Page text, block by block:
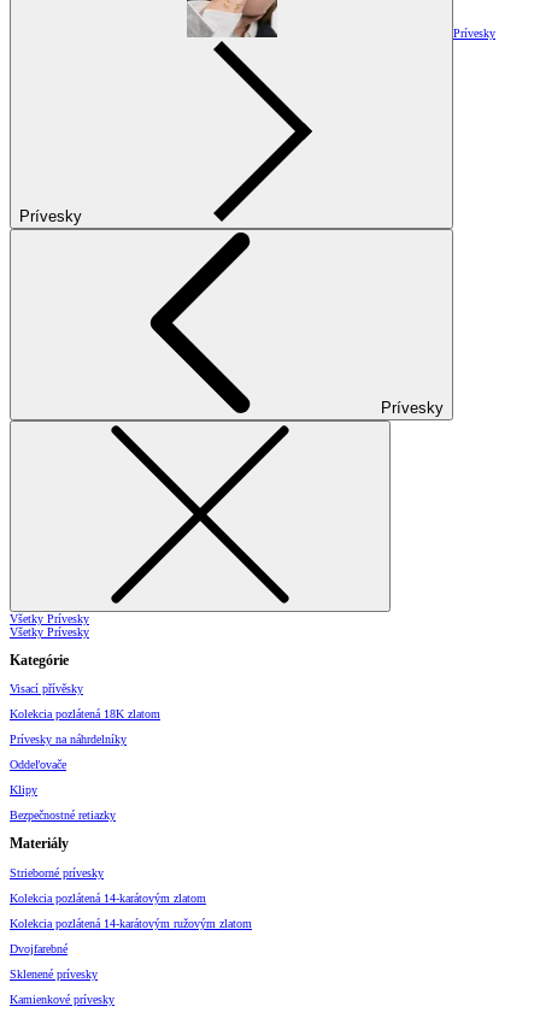
Prívesky
Prívesky
Prívesky
Všetky Prívesky
Všetky Prívesky
Kategórie
Visací přívěsky
Kolekcia pozlátená 18K zlatom
Prívesky na náhrdelníky
Oddeľovače
Klipy
Bezpečnostné retiazky
Materiály
Strieborné prívesky
Kolekcia pozlátená 14-karátovým zlatom
Kolekcia pozlátená 14-karátovým ružovým zlatom
Dvojfarebné
Sklenené prívesky
Kamienkové prívesky